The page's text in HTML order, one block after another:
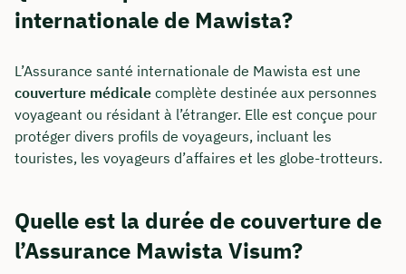
internationale de Mawista?
L’Assurance santé internationale de Mawista est une
couverture médicale complète destinée aux personnes
voyageant ou résidant à l’étranger. Elle est conçue pour
protéger divers profils de voyageurs, incluant les
touristes, les voyageurs d’affaires et les globe-trotteurs.
Quelle est la durée de couverture de
l’Assurance Mawista Visum?